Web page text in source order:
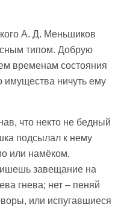
А. Д. Меньшиков
типом. Добрую
временам состояния
имущества ничуть ему
что некто не бедный
подсылал к нему
или намёком,
завещание на
гнева; нет – пеняй
или испугавшиеся